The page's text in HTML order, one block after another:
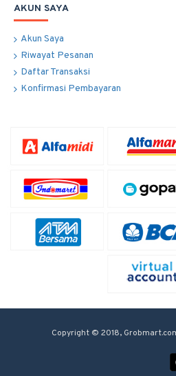
AKUN SAYA
Akun Saya
Riwayat Pesanan
Daftar Transaksi
Konfirmasi Pembayaran
Copyright © 2018,